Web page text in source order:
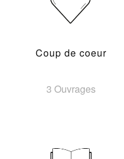
Coup de coeur
3 Ouvrages